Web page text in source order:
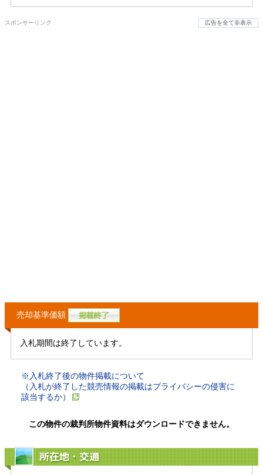
スポンサーリンク 広告を全て非表示
売却基準価額
入札期間は終了しています。
※入札終了後の物件掲載について
（入札が終了した競売情報の掲載はプライバシーの侵害に
該当するか）
この物件の裁判所物件資料はダウンロードできません。
所在地・交通